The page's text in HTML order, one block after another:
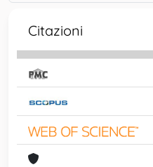
Citazioni